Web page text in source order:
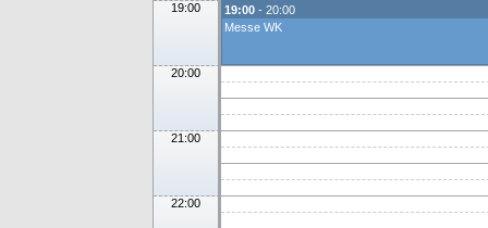
19:00 19:00 - 20:00
Messe WK
20:00
21:00
22:00